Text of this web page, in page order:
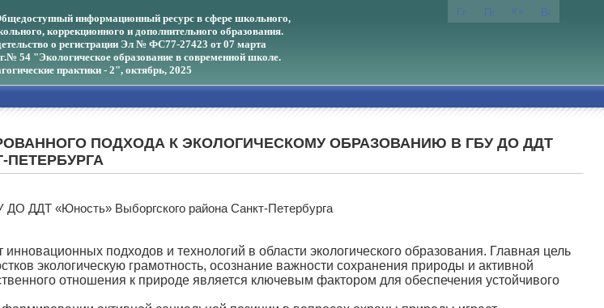
информационный ресурс в сфере школьного,
коррекционного и дополнительного образования.
о регистрации Эл № ФС77-27423 от 07 марта
№ 54 "Экологическое образование в современной школе.
практики - 2", октябрь, 2025
ПОДХОДА К ЭКОЛОГИЧЕСКОМУ ОБРАЗОВАНИЮ В ГБУ ДО ДДТ
ДДТ «Юность» Выборгского района Санкт-Петербурга
подходов и технологий в области экологического образования. Главная цель
экологическую грамотность, осознание важности сохранения природы и активной
отношения к природе является ключевым фактором для обеспечения устойчивого